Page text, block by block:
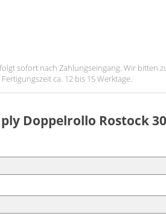
sofort nach Zahlungseingang. Wir bitten
ca. 12 bis 15 Werktage.
Doppelrollo Rostock